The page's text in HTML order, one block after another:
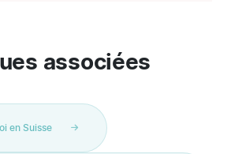
associées
en Suisse